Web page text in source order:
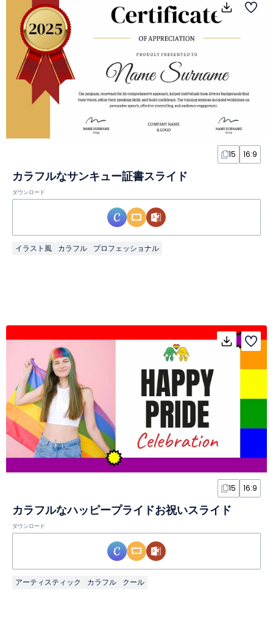
15 16:9
カラフルなサンキュー証書スライド
ダウンロード
イラスト風 カラフル プロフェッショナル
15 16:9
カラフルなハッピープライドお祝いスライド
ダウンロード
アーティスティック カラフル クール